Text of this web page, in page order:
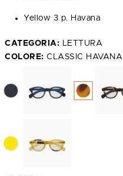
Yellow 3 p. Havana
CATEGORIA: LETTURA
COLORE: CLASSIC HAVANA